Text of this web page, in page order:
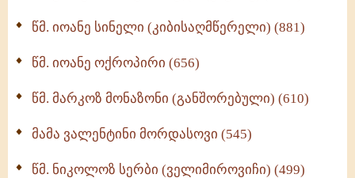
წმ. იოანე სინელი (კიბისაღმწერელი) (881)
წმ. იოანე ოქროპირი (656)
წმ. მარკოზ მონაზონი (განშორებული) (610)
მამა ვალენტინი მორდასოვი (545)
წმ. ნიკოლოზ სერბი (ველიმიროვიჩი) (499)